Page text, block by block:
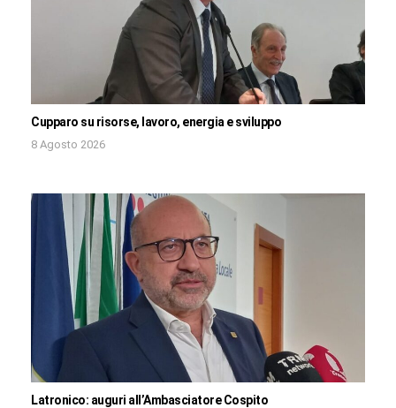
Cupparo su risorse, lavoro, energia e sviluppo
8 Agosto 2026
Latronico: auguri all’Ambasciatore Cospito